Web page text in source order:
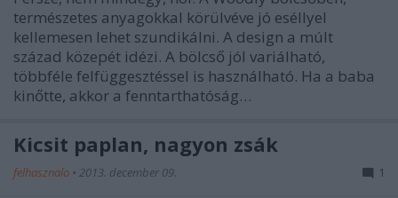
természetes anyagokkal körülvéve jó eséllyel
kellemesen lehet szundikálni. A design a múlt
század közepét idézi. A bölcső jól variálható,
többféle felfüggesztéssel is használható. Ha a baba
kinőtte, akkor a fenntarthatóság…
Kicsit paplan, nagyon zsák
felhasznalo • 2013. december 09. 1